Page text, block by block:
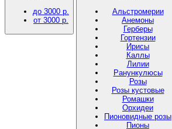
до 3000 р.
от 3000 р.
Альстромерии
Анемоны
Герберы
Гортензии
Ирисы
Каллы
Лилии
Ранункулюсы
Розы
Розы кустовые
Ромашки
Орхидеи
Пионовидные розы
Пионы